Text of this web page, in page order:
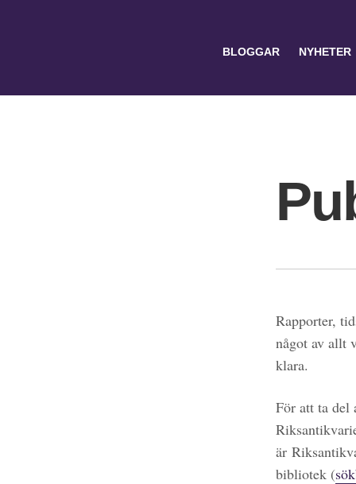
BLOGGAR NYHETER
Rapporter,
något av allt
klara.
För att ta del
är
bibliotek (